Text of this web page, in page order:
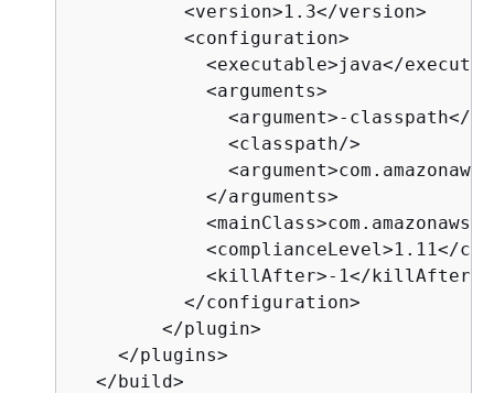
          <version>1.3</version>
          <configuration>
<executable>java</
            <arguments>
<argument>-classpath</
              <classpath/>
            </arguments>
<complianceLevel>1.11</
            <killAfter>-1</killAfter>
          </configuration>
        </plugin>
    </plugins>
  </build>